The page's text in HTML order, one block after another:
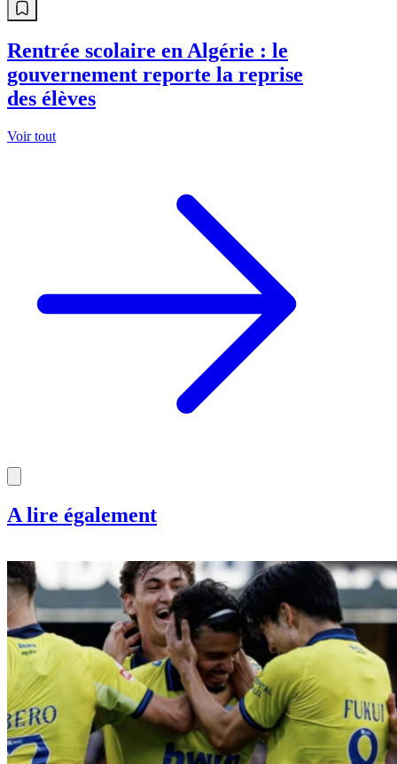
Rentrée scolaire en Algérie : le
gouvernement reporte la reprise
des élèves
Voir tout
A lire également